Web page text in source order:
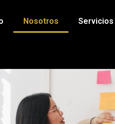
Nosotros Servicios